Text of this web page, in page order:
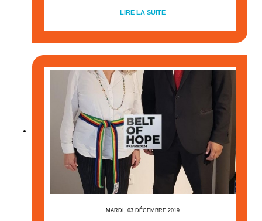
LIRE LA SUITE
MARDI, 03 DÉCEMBRE 2019